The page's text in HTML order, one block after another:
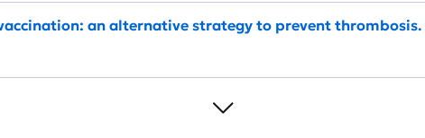
an alternative strategy to prevent thrombosis.